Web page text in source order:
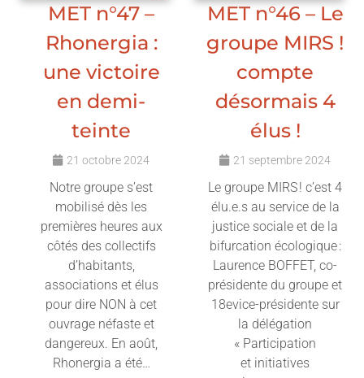
MET n°47 –
Rhonergia :
une victoire
en demi-
teinte
21 octobre 2024
Notre groupe s’est
mobilisé dès les
premières heures aux
côtés des collectifs
d’habitants,
associations et élus
pour dire NON à cet
ouvrage néfaste et
dangereux. En août,
Rhonergia a été…
MET n°46 – Le
groupe MIRS !
compte
désormais 4
élus !
21 septembre 2024
Le groupe MIRS ! c’est 4
élu.e.s au service de la
justice sociale et de la
bifurcation écologique :
Laurence BOFFET, co-
présidente du groupe et
18evice-présidente sur
la délégation
« Participation
et initiatives